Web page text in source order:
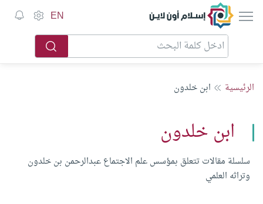
إسلام أون لاين EN
الرئيسية ابن خلدون
ابن خلدون
سلسلة مقالات تتعلق بمؤسس علم الاجتماع عبدالرحمن بن خلدون
وتراثه العلمي